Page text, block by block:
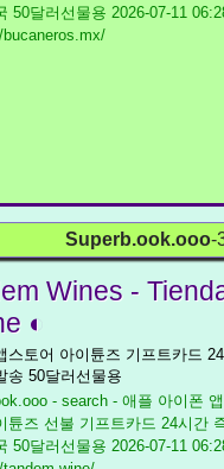
50달러선물용 2026-07-11
Superb.ook.ooo-
Wines -
◐
스토어 아이튠즈 기프트카드
송 50달러선물용
- search - 애플 아이폰
튠즈 선불 기프트카드 24시간
50달러선물용 2026-07-11